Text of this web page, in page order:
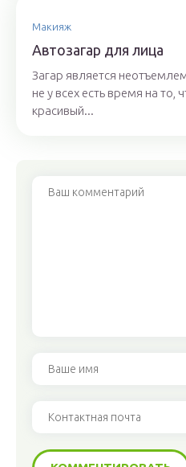
Макияж
Автозагар для лица
Загар является
не у всех есть время на то,
красивый...